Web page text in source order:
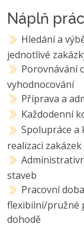
Náplň
Hledání a
jednotlivé
Porovnávání
vyhodnocování
Příprava a
Každodenní
Spolupráce a
realizaci zakázek
staveb
Pracovní
flexibilní/pružné
dohodě